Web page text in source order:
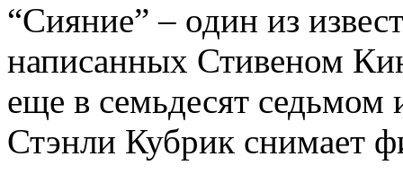
“Сияние” – один из
написанных Стивеном
еще в семьдесят седьмом
Стэнли Кубрик снимает